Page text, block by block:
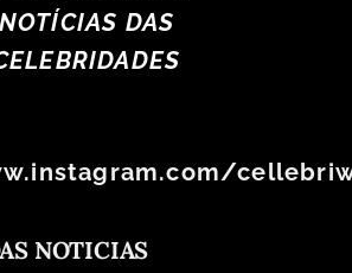
NOTÍCIAS DAS
NOTICIAS